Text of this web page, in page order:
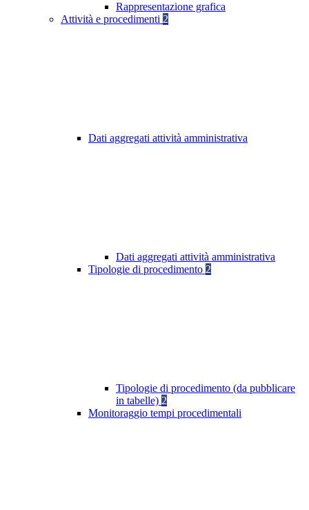
Rappresentazione grafica
Attività e procedimenti 2
Dati aggregati attività amministrativa
Dati aggregati attività amministrativa
Tipologie di procedimento 2
Tipologie di procedimento (da pubblicare
in tabelle) 2
Monitoraggio tempi procedimentali